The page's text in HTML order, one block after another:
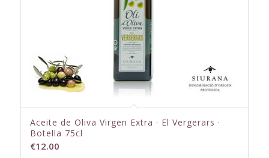
Aceite de Oliva Virgen Extra · El Vergerars ·
Botella 75cl
€12.00